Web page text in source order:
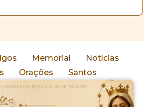
Memorial
Notícias
Orações Santos